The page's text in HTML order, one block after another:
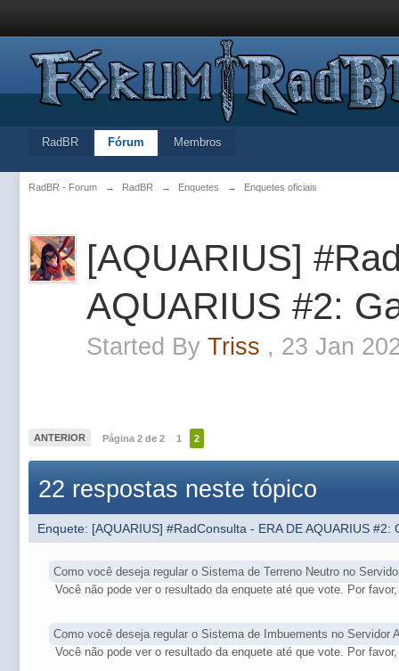
RadBR Fórum Membros
RadBR - Forum → RadBR → Enquetes → Enquetes oficiais
[AQUARIUS]
AQUARIUS #2:
Started By Triss , 23 Jan
ANTERIOR Página 2 de 2 1 2
22 respostas neste tópico
Enquete: [AQUARIUS] #RadConsulta - ERA DE AQUARIUS
Como você deseja regular o Sistema de Terreno Neutro no
Você não pode ver o resultado da enquete até que vote. Por
Como você deseja regular o Sistema de Imbuements no Servidor
Você não pode ver o resultado da enquete até que vote. Por